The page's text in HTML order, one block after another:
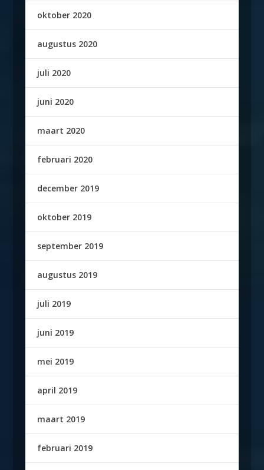
oktober 2020
augustus 2020
juli 2020
juni 2020
maart 2020
februari 2020
december 2019
oktober 2019
september 2019
augustus 2019
juli 2019
juni 2019
mei 2019
april 2019
maart 2019
februari 2019